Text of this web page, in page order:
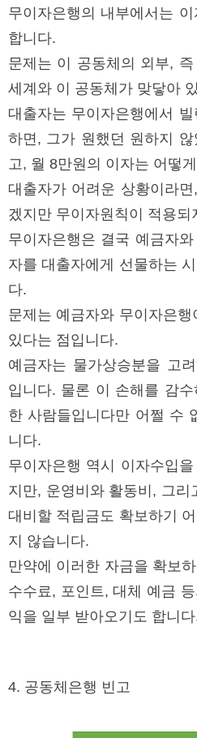
무이자은행의 내부에서는
합니다.
문제는 이 공동체의 외부,
세계와 이 공동체가 맞닿아
대출자는 무이자은행에서
하면, 그가 원했던 원하지
고, 월 8만원의 이자는 어떻
대출자가 어려운 상황이라
겠지만 무이자원칙이 적용되
무이자은행은 결국 예금자
자를 대출자에게 선물하는
다.
문제는 예금자와 무이자은
있다는 점입니다.
예금자는 물가상승분을 고
입니다. 물론 이 손해를 감
한 사람들입니다만 어쩔 수
니다.
무이자은행 역시 이자수입
지만, 운영비와 활동비, 그
대비할 적립금도 확보하기
지 않습니다.
만약에 이러한 자금을 확보
수수료, 포인트, 대체 예금
익을 일부 받아오기도 합니
4. 공동체은행 빈고